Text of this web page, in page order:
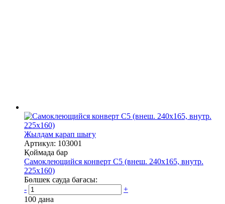
Жылдам қарап шығу
Артикул: 103001
Қоймада бар
Самоклеющийся конверт С5 (внеш. 240х165, внутр.
225х160)
Бөлшек сауда бағасы:
-
+
100 дана